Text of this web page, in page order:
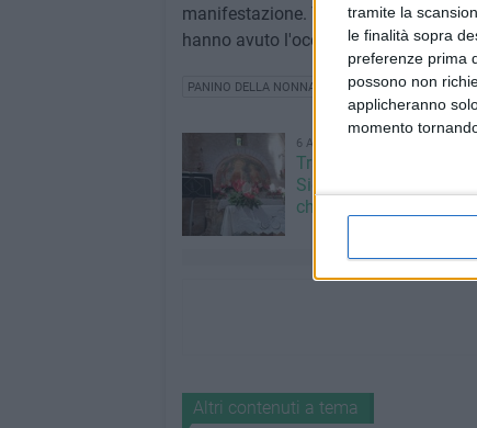
tramite la
le finalità sopra
preferenze prima
possono non
applicheranno
momento
manifestazione. Tantissima la
hanno avuto l'occasione di
PANINO DELLA NONNA
6 AGOSTO 2026
Trasfigurazione di
Signore: il programma
chiesetta del Padre
Altri contenuti a tema